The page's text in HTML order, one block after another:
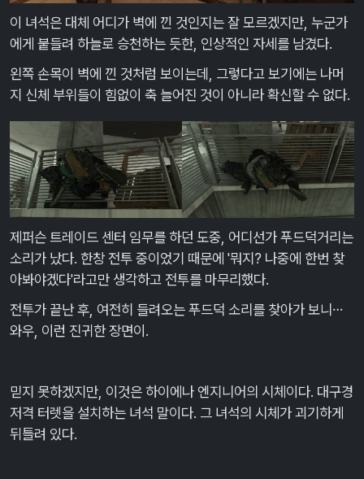
이 녀석은 대체 어디가 벽에 낀 것인지는 잘 모르겠지만, 누군가
에게 붙들려 하늘로 승천하는 듯한, 인상적인 자세를 남겼다.
왼쪽 손목이 벽에 낀 것처럼 보이는데, 그렇다고 보기에는 나머
지 신체 부위들이 힘없이 축 늘어진 것이 아니라 확신할 수 없다.
제퍼슨 트레이드 센터 임무를 하던 도중, 어디선가 푸드덕거리는
소리가 났다. 한창 전투 중이었기 때문에 '뭐지? 나중에 한번 찾
아봐야겠다'라고만 생각하고 전투를 마무리했다.
전투가 끝난 후, 여전히 들려오는 푸드덕 소리를 찾아가 보니…
와우, 이런 진귀한 장면이.
믿지 못하겠지만, 이것은 하이에나 엔지니어의 시체이다. 대구경
저격 터렛을 설치하는 녀석 말이다. 그 녀석의 시체가 괴기하게
뒤틀려 있다.